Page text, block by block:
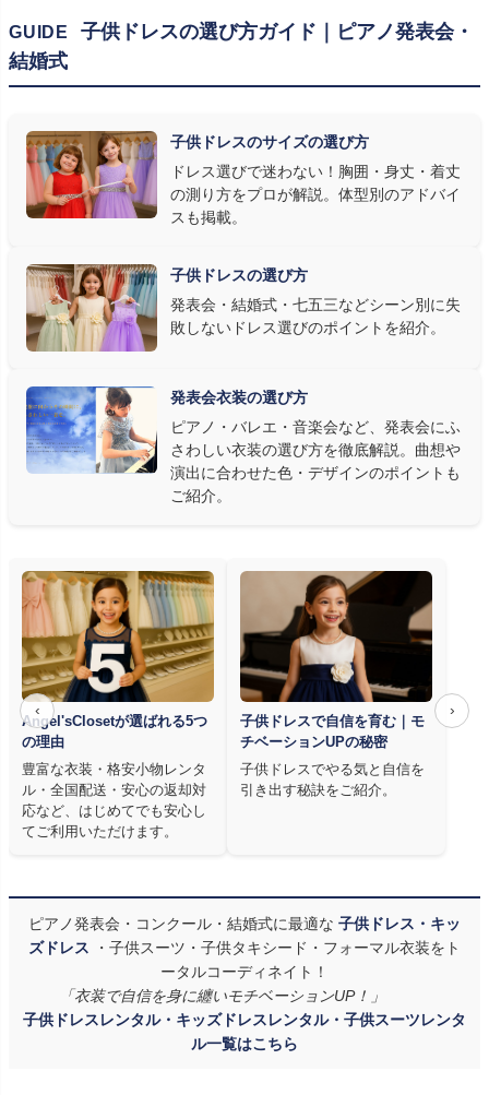
② 舞台で映える色・楽器に合うデザインを選ぶ
発表会の舞台は照明が強く、客席からは意外と色味が飛んで見え
ます。ネイビー・ブラック・深みのあるジュエルカラーはホールの照
す。またピアノ演奏なら落ち着いたシックなトーン、バイオリンやソ
ロ演奏なら華やかで視線を集めるデザイン、合唱やアンサンブル
なら衣装同士が調和するクラシカルな色合い、と演目に合わせた
③ 演奏の動きを妨げない設計か確認する
発表会ドレス選びで見落とされがちなのが"動きやすさ"です。ピ
アノならペダル操作を妨げない丈感、バイオリンなら弓を動かす
右腕のゆとり、管楽器なら胸元の締め付けがないこと——演奏の
質は衣装で変わります。Angel's Closetのレンタル衣装は、元ピ
アノ教師の店長が発表会・コンクールでのご使用を前提に厳選し
た商品
を多数ご用意しています。
GUIDE
子供ドレスの選び方ガイド｜ピアノ発表会・
結婚式
子供ドレスのサイズの選び方
ドレス選びで迷わない！胸囲・身丈・着丈
の測り方をプロが解説。体型別のアドバイ
スも掲載。
子供ドレスの選び方
発表会・結婚式・七五三などシーン別に失
敗しないドレス選びのポイントを紹介。
発表会衣装の選び方
ピアノ・バレエ・音楽会など、発表会にふ
さわしい衣装の選び方を徹底解説。曲想や
演出に合わせた色・デザインのポイントも
ご紹介。
‹ ›
Angel'sClosetが選ばれる5つ
の理由
豊富な衣装・格安小物レンタ
ル・全国配送・安心の返却対
応など、はじめてでも安心し
てご利用いただけます。
子供ドレスで自信を育む｜モ
チベーションUPの秘密
子供ドレスでやる気と自信を
引き出す秘訣をご紹介。
ピアノ発表会・コンクール・結婚式に最適な 子供ドレス・キッ
ズドレス
・子供スーツ・子供タキシード・フォーマル衣装をト
ータルコーディネイト！
「衣装で自信を身に纏いモチベーションUP！」
子供ドレスレンタル・キッズドレスレンタル・子供スーツレンタ
ル一覧はこちら